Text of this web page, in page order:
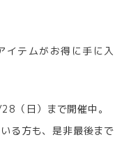
イテムがお得に手に入
（日）まで開催中。
る方も、是非最後まで